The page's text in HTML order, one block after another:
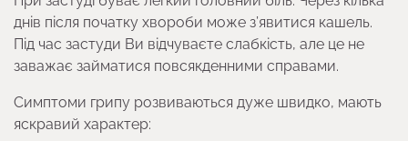
днів після початку хвороби може з’явитися кашель.
Під час застуди Ви відчуваєте слабкість, але це не
заважає займатися повсякденними справами.
Симптоми грипу розвиваються дуже швидко, мають
яскравий характер: